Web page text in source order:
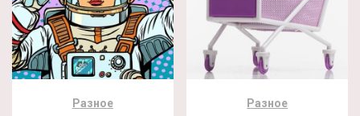
Разное Разное